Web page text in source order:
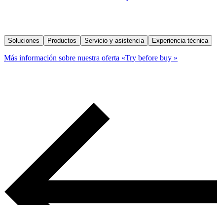
Soluciones Productos Servicio y asistencia Experiencia técnica
Más información sobre nuestra oferta «Try before buy »